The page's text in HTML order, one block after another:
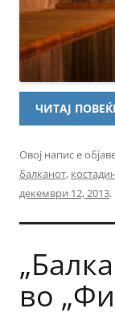
ЧИТАЈ
Овој напис е
балканот,
декември 12, 2013.
во